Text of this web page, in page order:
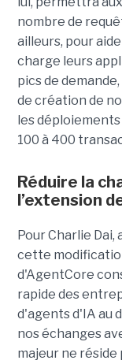
nombre de
ailleurs, pour
charge leurs
pics de
de création de
les
100 à 400
Réduire la
l’extension
Pour Charlie
cette
d'AgentCore
rapide des
d'agents d'IA au
nos échanges
majeur ne